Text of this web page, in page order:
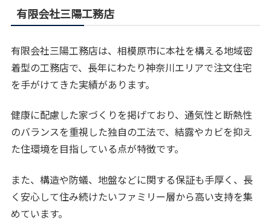
有限会社三陽工務店
有限会社三陽工務店は、相模原市に本社を構える地域密
着型の工務店で、長年にわたり神奈川エリアで注文住宅
を手がけてきた実績があります。
健康に配慮した家づくりを掲げており、通気性と断熱性
のバランスを重視した独自の工法で、結露やカビを抑え
た住環境を目指している点が特徴です。
また、構造や防蟻、地盤などに関する保証も手厚く、長
く安心して住み続けたいファミリー層から高い支持を集
めています。